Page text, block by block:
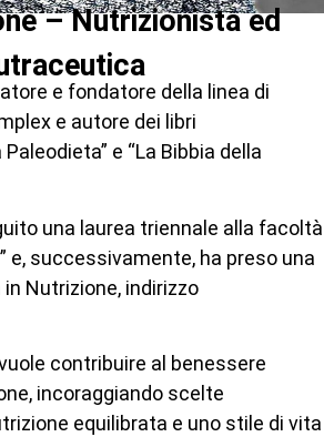
– Nutrizionista ed
e fondatore della linea di
e autore dei libri
Paleodieta” e “La Bibbia della
una laurea triennale alla facoltà
e, successivamente, ha preso una
Nutrizione, indirizzo
contribuire al benessere
incoraggiando scelte
equilibrata e uno stile di vita